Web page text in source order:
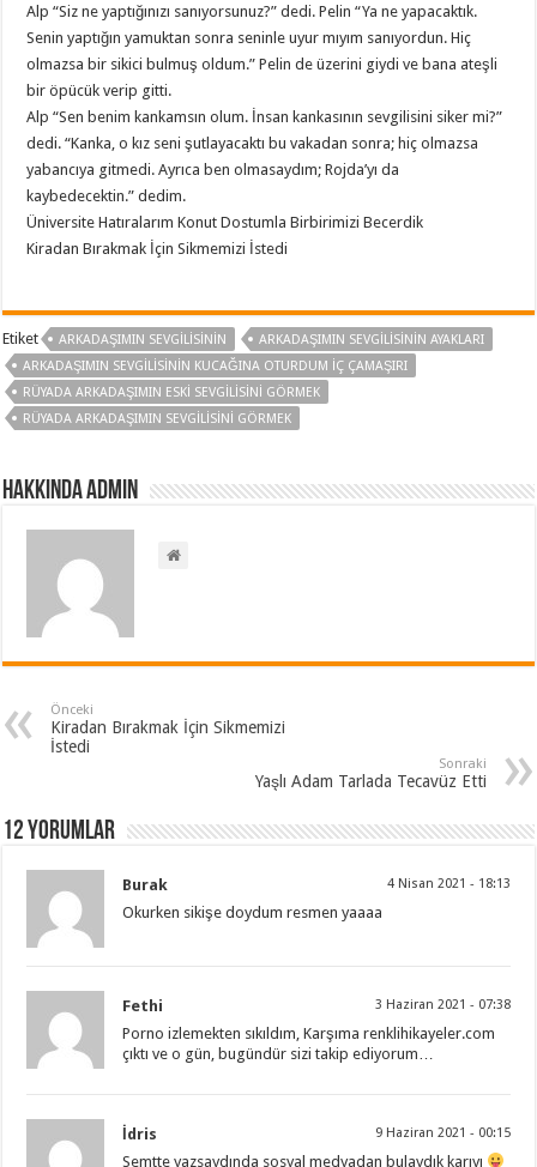
Alp “Siz ne yaptığınızı sanıyorsunuz?” dedi. Pelin “Ya ne yapacaktık.
Senin yaptığın yamuktan sonra seninle uyur mıyım sanıyordun. Hiç
olmazsa bir sikici bulmuş oldum.” Pelin de üzerini giydi ve bana ateşli
bir öpücük verip gitti.
Alp “Sen benim kankamsın olum. İnsan kankasının sevgilisini siker mi?”
dedi. “Kanka, o kız seni şutlayacaktı bu vakadan sonra; hiç olmazsa
yabancıya gitmedi. Ayrıca ben olmasaydım; Rojda’yı da
kaybedecektin.” dedim.
Üniversite Hatıralarım Konut Dostumla Birbirimizi Becerdik
Kiradan Bırakmak İçin Sikmemizi İstedi
Etiket ARKADAŞIMIN SEVGILISININ
ARKADAŞIMIN SEVGILISININ AYAKLARI
ARKADAŞIMIN SEVGILISININ KUCAĞINA OTURDUM IÇ ÇAMAŞIRI
RÜYADA ARKADAŞIMIN ESKI SEVGILISINI GÖRMEK
RÜYADA ARKADAŞIMIN SEVGILISINI GÖRMEK
Hakkında admin
Önceki
Kiradan Bırakmak İçin Sikmemizi
İstedi
Sonraki
Yaşlı Adam Tarlada Tecavüz Etti
12 Yorumlar
Burak 4 Nisan 2021 - 18:13
Okurken sikişe doydum resmen yaaaa
Fethi 3 Haziran 2021 - 07:38
Porno izlemekten sıkıldım, Karşıma renklihikayeler.com
çıktı ve o gün, bugündür sizi takip ediyorum…
İdris 9 Haziran 2021 - 00:15
Semtte yazsaydında sosyal medyadan bulaydık karıyı